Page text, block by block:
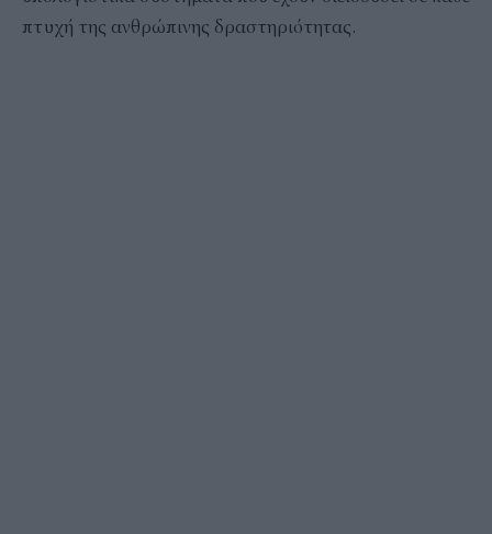
πτυχή της ανθρώπινης δραστηριότητας.